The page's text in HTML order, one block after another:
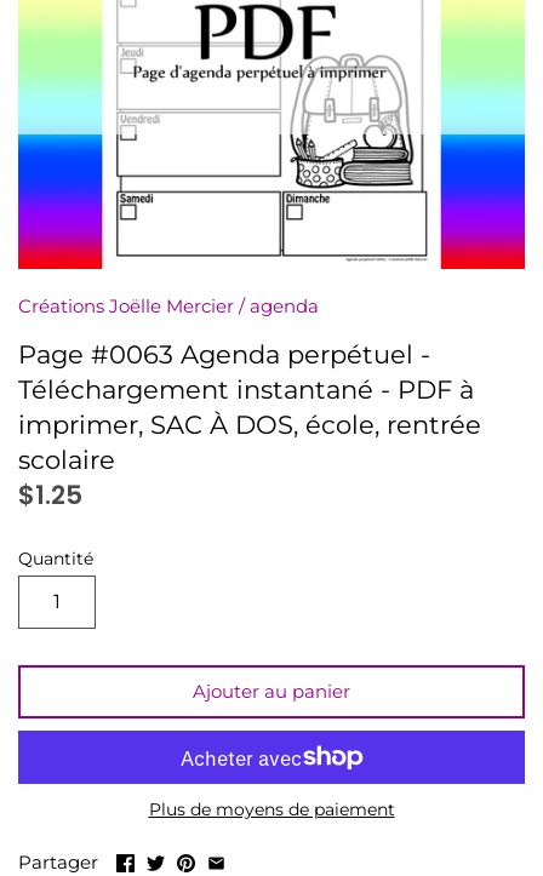
Créations Joëlle Mercier /agenda
Page #0063 Agenda perpétuel -
Téléchargement instantané - PDF à
imprimer, SAC À DOS, école, rentrée
scolaire
$1.25
Quantité
Ajouter au panier
Plus de moyens de paiement
Partager
numériquement
Minis à l'unité
Nuanciers
PDF (téléchargement)
Pochettes (8,5x11)
Rassemblements
Sachets (minis 4x5)
Signets
Autres à colorier
LIQUIDATION
Tout voir